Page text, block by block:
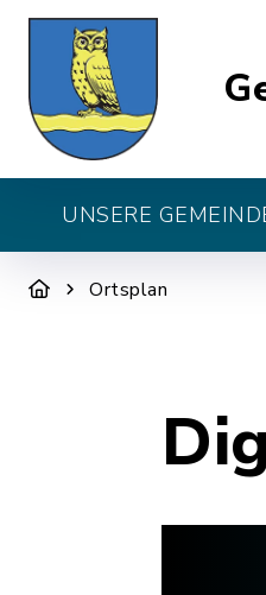
UNSERE
Ortsplan